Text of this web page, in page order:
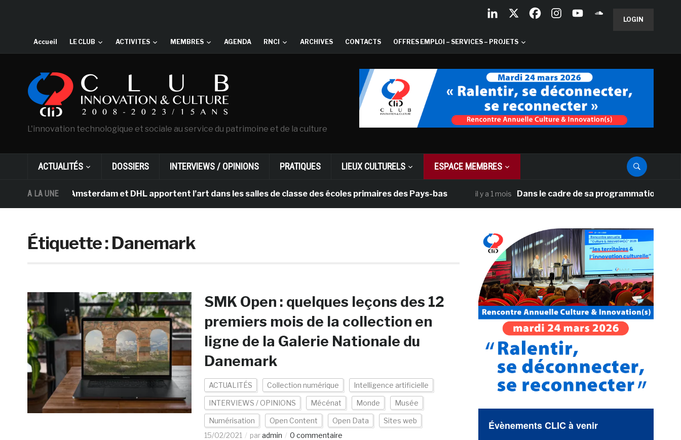
LOGIN
Accueil LE CLUB ACTIVITES MEMBRES AGENDA RNCI ARCHIVES CONTACTS OFFRES EMPLOI – SERVICES – PROJETS
L'innovation technologique et sociale au service du patrimoine et de la culture
ACTUALITÉS DOSSIERS INTERVIEWS / OPINIONS PRATIQUES LIEUX CULTURELS ESPACE MEMBRES
A LA UNE
Gogh d’Amsterdam et DHL apportent l’art dans les salles de classe des écoles primaires des Pays-bas il y a 1 mois Dans le cadre de sa programmation
Étiquette :Danemark
SMK Open : quelques leçons des 12
premiers mois de la collection en
ligne de la Galerie Nationale du
Danemark
ACTUALITÉS Collection numérique Intelligence artificielle
INTERVIEWS / OPINIONS Mécénat Monde Musée
Numérisation Open Content Open Data
Sites web
15/02/2021
paradmin 0 commentaire
Évènements CLIC à venir